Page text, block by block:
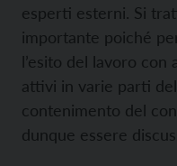
esperti esterni. Si
importante poiché
l’esito del lavoro
attivi in varie parti
contenimento del
dunque essere